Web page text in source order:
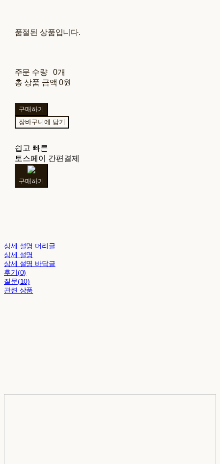
품절된 상품입니다.
주문 수량
0개
총 상품 금액 0원
구매하기
장바구니에 담기
쉽고 빠른
토스페이 간편결제
구매하기
상세 설명 머리글
상세 설명
상세 설명 바닥글
후기(0)
질문(10)
관련 상품